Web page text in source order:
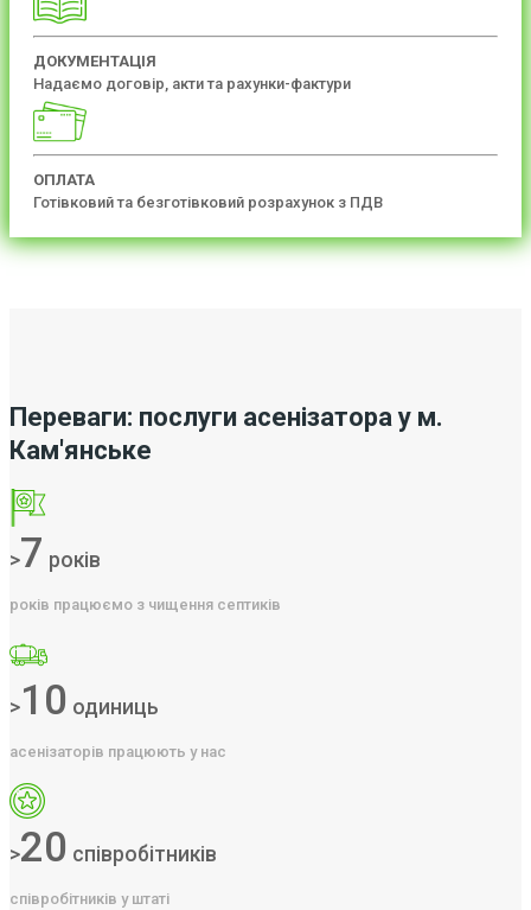
ДОКУМЕНТАЦІЯ
Надаємо договір, акти та рахунки-фактури
ОПЛАТА
Готівковий та безготівковий розрахунок з ПДВ
Переваги: послуги асенізатора у м.
Кам'янське
>7 років
років працюємо з чищення септиків
>10 одиниць
асенізаторів працюють у нас
>20 співробітників
співробітників у штаті